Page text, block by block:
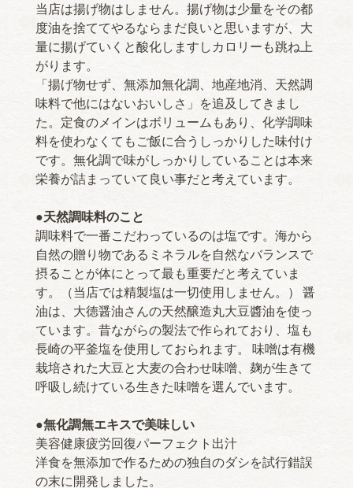
当店は揚げ物はしません。揚げ物は少量をその都
度油を捨ててやるならまだ良いと思いますが、大
量に揚げていくと酸化しますしカロリーも跳ね上
がります。
「揚げ物せず、無添加無化調、地産地消、天然調
味料で他にはないおいしさ」を追及してきまし
た。定食のメインはボリュームもあり、化学調味
料を使わなくてもご飯に合うしっかりした味付け
です。無化調で味がしっかりしていることは本来
栄養が詰まっていて良い事だと考えています。
●天然調味料のこと
調味料で一番こだわっているのは塩です。海から
自然の贈り物であるミネラルを自然なバランスで
摂ることが体にとって最も重要だと考えていま
す。（当店では精製塩は一切使用しません。） 醤
油は、大徳醤油さんの天然醸造丸大豆醬油を使っ
ています。昔ながらの製法で作られており、塩も
長崎の平釜塩を使用しておられます。 味噌は有機
栽培された大豆と大麦の合わせ味噌、麹が生きて
呼吸し続けている生きた味噌を選んでいます。
●無化調無エキスで美味しい
美容健康疲労回復パーフェクト出汁
洋食を無添加で作るための独自のダシを試行錯誤
の末に開発しました。